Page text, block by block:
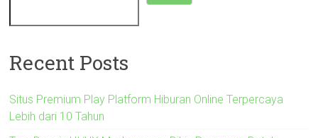
Recent Posts
Situs Premium Play Platform Hiburan Online Terpercaya
Lebih dari 10 Tahun